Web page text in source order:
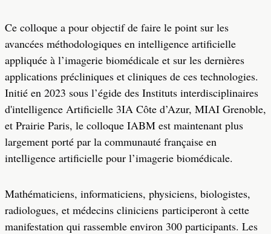
Ce colloque a pour objectif de faire le point sur les
avancées méthodologiques en intelligence artificielle
appliquée à l’imagerie biomédicale et sur les dernières
applications précliniques et cliniques de ces technologies.
Initié en 2023 sous l’égide des Instituts interdisciplinaires
d'intelligence Artificielle 3IA Côte d’Azur, MIAI Grenoble,
et Prairie Paris, le colloque IABM est maintenant plus
largement porté par la communauté française en
intelligence artificielle pour l’imagerie biomédicale.
Mathématiciens, informaticiens, physiciens, biologistes,
radiologues, et médecins cliniciens participeront à cette
manifestation qui rassemble environ 300 participants. Les